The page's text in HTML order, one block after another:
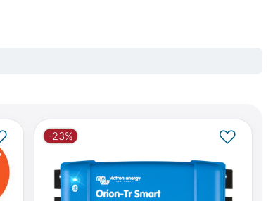
-23%